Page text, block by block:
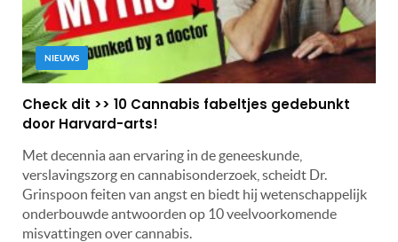
NIEUWS
Check dit >> 10 Cannabis fabeltjes gedebunkt
door Harvard-arts!
Met decennia aan ervaring in de geneeskunde,
verslavingszorg en cannabisonderzoek, scheidt Dr.
Grinspoon feiten van angst en biedt hij wetenschappelijk
onderbouwde antwoorden op 10 veelvoorkomende
misvattingen over cannabis.